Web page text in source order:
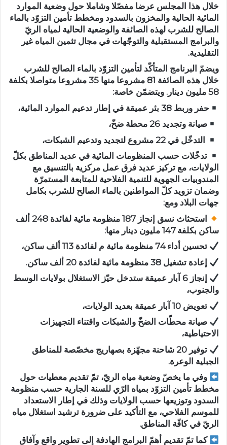
خلال هذا المجلس عرضا مفصّلا وشاملا حول وضعية الموارد
المائية الحالية والمخزون بالسدود ومخطط تأمين التزوّد بالماء
الصالح للشرب لهذه الصائفة والوضعية الحالية لمياه الريّ
والبرامج المستقبلية والتوجّهات في مجال تثمين المياه غير
التقليدية.
ويضمّ البرنامج المتأكّد لتأمين التزوّد بالماء الصالح للشرب
خلال هذه الصائفة 81 مشروعا منها 35 مشروعا متواصلا بكلفة
58 مليون دينار. ويتضمّن خاصة:
حفر وربط 38 بئر عميقة في إطار تدعيم الموارد المائية،
صيانة وتجديد 26 محطة ضخّ،
التدخّل في 22 مشروع لتجديد وتدعيم الشبكات،
تدخّلات حسب المنظومات المائية في عديد المناطق بكلّ
الولايات، مع تركيز عديد فرق عمل مركزية بالتنسيق مع
المندوبيات الجهوية للتنمية الفلاحية للمتابعة المستمرّة
وضمان تزويد كلّ المواطنين بالماء الصالح للشرب بكامل
جهات البلاد ومع:
استحثاث نسق إنجاز 187 منظومة مائية لفائدة 248 ألف
ساكن بكلفة 147 مليون دينار منها:
تحسين أداء 74 منظومة مائية م لفائدة 113 ألف ساكن،
إعادة تشغيل 38 منظومة مائية لفائدة 20 ألف ساكن.
إنجاز 6 آبار عميقة ستدخل حيّز الاستغلال بولايات الوسط
والجنوب،
تعويض 10 آبار عميقة بعديد الولايات،
صيانة محطّات الضخّ والشبكات واقتناء التجهيزات
الاحتياطية،
توفير 20 شاحنة مجهّزة بصهاريج مخصّصة للمناطق
الجبلية الوعرة.
وفي ما يخصّ وضعية مياه الريّ، تمّ تقديم معطيات حول
مخطط تأمين التزوّد بمياه الرّي للسنة الجارية حسب منظومة
السدود وتوزيعها حسب الولايات وذلك في إطار الاستعداد
للموسم الفلاحي، مع التأكيد على ضرورة ترشيد استغلال مياه
الريّ في كافّة المناطق.
كما تمّ تقديم أهمّ البرامج الهادفة إلى تطوير واقع وآفاق